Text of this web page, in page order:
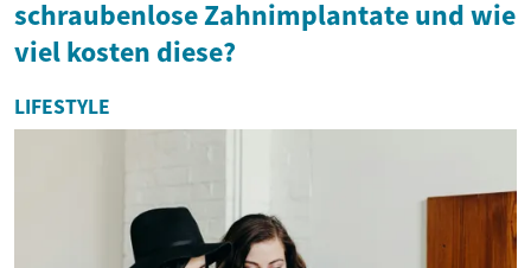
schraubenlose Zahnimplantate und wie
viel kosten diese?
LIFESTYLE